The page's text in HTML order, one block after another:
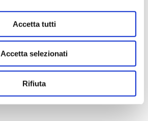
Accetta tutti
Accetta selezionati
Rifiuta